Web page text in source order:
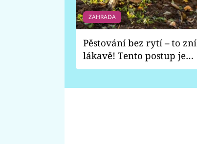
ZAHRADA
Pěstování bez rytí – to zní
lákavě! Tento postup je
vhodný jen pro některé